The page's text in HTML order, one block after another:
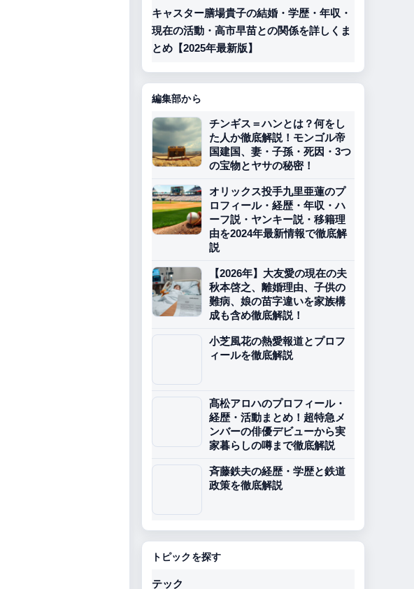
キャスター膳場貴子の結婚・学歴・年収・
現在の活動・高市早苗との関係を詳しくま
とめ【2025年最新版】
編集部から
チンギス＝ハンとは？何をし
た人か徹底解説！モンゴル帝
国建国、妻・子孫・死因・3つ
の宝物とヤサの秘密！
オリックス投手九里亜蓮のプ
ロフィール・経歴・年収・ハ
ーフ説・ヤンキー説・移籍理
由を2024年最新情報で徹底解
説
【2026年】大友愛の現在の夫
秋本啓之、離婚理由、子供の
難病、娘の苗字違いを家族構
成も含め徹底解説！
小芝風花の熱愛報道とプロフ
ィールを徹底解説
髙松アロハのプロフィール・
経歴・活動まとめ！超特急メ
ンバーの俳優デビューから実
家暮らしの噂まで徹底解説
斉藤鉄夫の経歴・学歴と鉄道
政策を徹底解説
トピックを探す
テック